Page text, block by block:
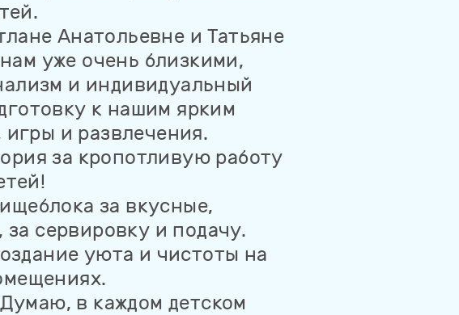
Анатольевне и Татьяне
уже очень близкими,
и индивидуальный
к нашим ярким
и развлечения.
за кропотливую работу
за вкусные,
сервировку и подачу.
уюта и чистоты на
в каждом детском